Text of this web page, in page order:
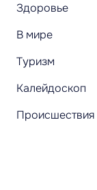
Здоровье
В мире
Туризм
Калейдоскоп
Происшествия